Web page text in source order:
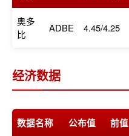
奥多
比
ADBE 4.45/4.25
经济数据
数据名称 公布值 前值